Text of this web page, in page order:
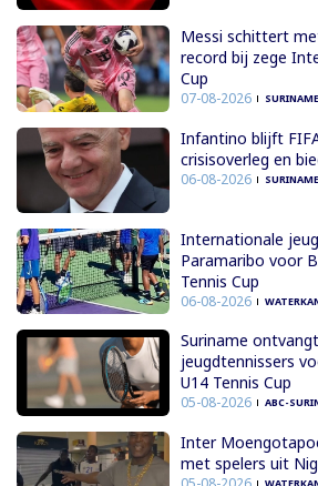
Messi schittert
record bij zege
Cup
07-08-2026
Infantino blijft
crisisoverleg en
06-08-2026
Internationale
Paramaribo voor
Tennis Cup
06-08-2026
Suriname
jeugdtennissers
U14 Tennis Cup
05-08-2026 ABC-
Inter
met spelers uit